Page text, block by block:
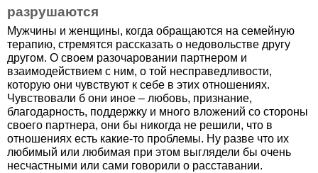
разрушаются
Мужчины и женщины, когда обращаются на семейную
терапию, стремятся рассказать о недовольстве другу
другом. О своем разочаровании партнером и
взаимодействием с ним, о той несправедливости,
которую они чувствуют к себе в этих отношениях.
Чувствовали б они иное – любовь, признание,
благодарность, поддержку и много вложений со стороны
своего партнера, они бы никогда не решили, что в
отношениях есть какие-то проблемы. Ну разве что их
любимый или любимая при этом выглядели бы очень
несчастными или сами говорили о расставании.